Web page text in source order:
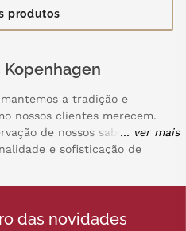
a tradição e
nossos clientes merecem.
de nossos sabores,
e sofisticação de
que você aproveite cada
... ver mais
das novidades